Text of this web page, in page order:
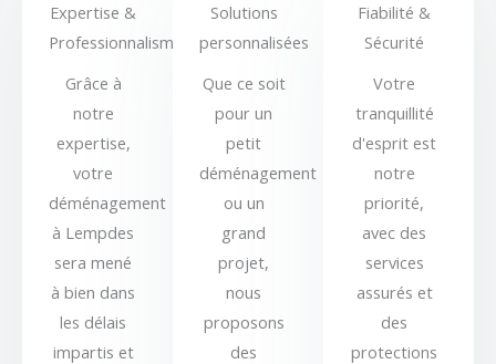
Expertise &
Professionnalisme
Grâce à
notre
expertise,
votre
déménagement
à Lempdes
sera mené
à bien dans
les délais
impartis et
Solutions
personnalisées
Que ce soit
pour un
petit
déménagement
ou un
grand
projet,
nous
proposons
des
Fiabilité &
Sécurité
Votre
tranquillité
d'esprit est
notre
priorité,
avec des
services
assurés et
des
protections